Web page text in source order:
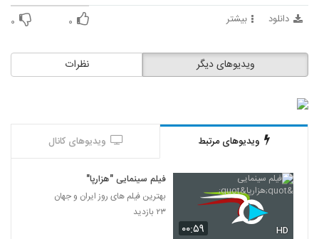
دانلود بیشتر ۰ ۰
نظرات ویدیوهای دیگر
ویدیوهای مرتبط ویدیوهای کانال
۰۰:۵۹ HD
فیلم سینمایی "هزارپا"
بهترین فیلم های روز ایران و جهان
۲۳ بازدید